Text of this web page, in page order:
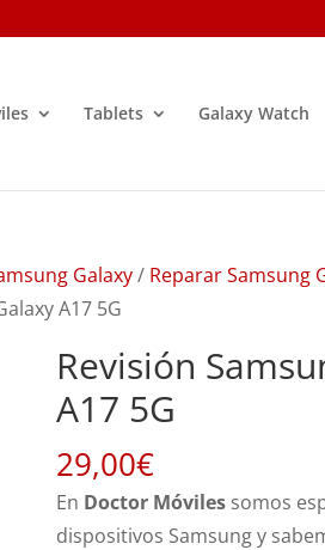
Tablets Galaxy Watch
Galaxy/ Reparar Samsung
A17 5G
Revisión
A17 5G
29,00€
En Doctor Móviles somos
dispositivos Samsung y